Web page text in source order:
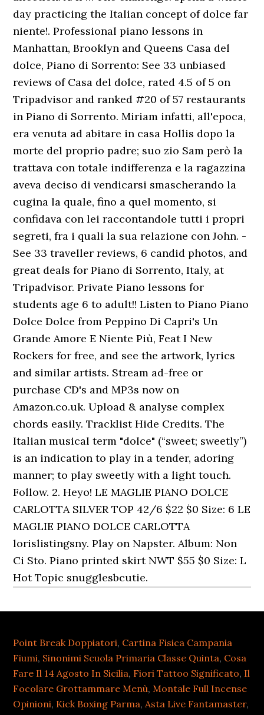
Point Break Doppiatori, Cartina Fisica Campania
Fiumi, Sinonimi Scuola Primaria Classe Quinta, Cosa
Fare Il 14 Agosto In Sicilia, Fiori Tattoo Significato, Il
Focolare Grottammare Menù,Montale Full Incense
Opinioni, Kick Boxing Parma,Asta Live Fantamaster,